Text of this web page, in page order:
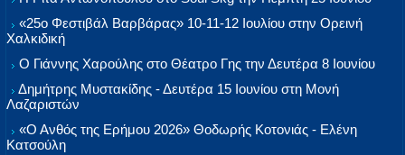
«25ο Φεστιβάλ Βαρβάρας» 10-11-12 Ιουλίου στην Ορεινή
Χαλκιδική
Ο Γιάννης Χαρούλης στο Θέατρο Γης την Δευτέρα 8 Ιουνίου
Δημήτρης Μυστακίδης - Δευτέρα 15 Ιουνίου στη Μονή
Λαζαριστών
«Ο Ανθός της Ερήμου 2026» Θοδωρής Κοτονιάς - Ελένη
Κατσούλη